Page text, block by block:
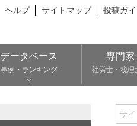
ヘルプ サイトマップ 投稿ガ
データベース
事例・ランキング
専門家
社労士・税理